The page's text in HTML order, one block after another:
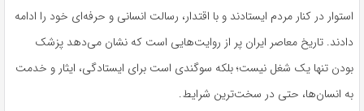
استوار در کنار مردم ایستادند و با اقتدار، رسالت انسانی و حرفه‌ای خود را ادامه
دادند. تاریخ معاصر ایران پر از روایت‌هایی است که نشان می‌دهد پزشک
بودن تنها یک شغل نیست؛ بلکه سوگندی است برای ایستادگی، ایثار و خدمت
به انسان‌ها، حتی در سخت‌ترین شرایط.